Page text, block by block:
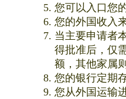
您可以入口您
您的外国收入
当主要申请者
得批准后，仅
额，其他家属
您的银行定期
您从外国运输